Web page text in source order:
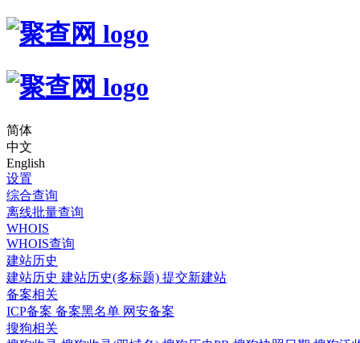
简体
中文
English
设置
综合查询
离线批量查询
WHOIS
WHOIS查询
建站历史
建站历史 建站历史(多标题) 提交新建站
备案相关
ICP备案 备案黑名单 网安备案
搜狗相关